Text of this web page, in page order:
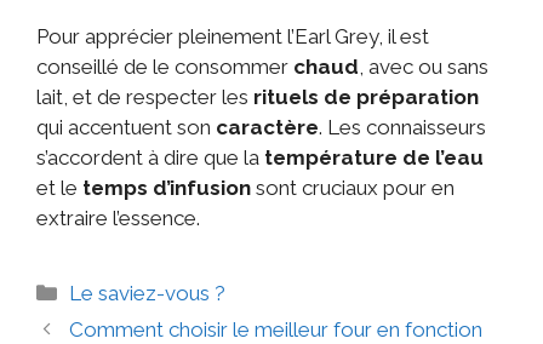
Pour apprécier pleinement l’Earl Grey, il est
conseillé de le consommer chaud, avec ou sans
lait, et de respecter les rituels de préparation
qui accentuent son caractère. Les connaisseurs
s’accordent à dire que la température de l’eau
et le temps d’infusion sont cruciaux pour en
extraire l’essence.
Le saviez-vous ?
Comment choisir le meilleur four en fonction